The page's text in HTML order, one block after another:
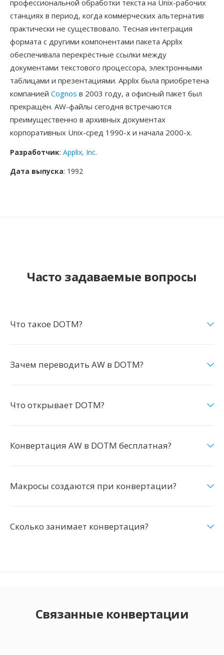
профессиональной обработки текста на Unix-рабочих
станциях в период, когда коммерческих альтернатив
практически не существовало. Тесная интеграция
формата с другими компонентами пакета Applix
обеспечивала перекрёстные ссылки между
документами текстового процессора, электронными
таблицами и презентациями. Applix была приобретена
компанией Cognos в 2003 году, а офисный пакет был
прекращён. AW-файлы сегодня встречаются
преимущественно в архивных документах
корпоративных Unix-сред 1990-х и начала 2000-х.
Разработчик: Applix, Inc.
Дата выпуска: 1992
Часто задаваемые вопросы
Что такое DOTM?
Зачем переводить AW в DOTM?
Что открывает DOTM?
Конвертация AW в DOTM бесплатная?
Макросы создаются при конвертации?
Сколько занимает конвертация?
Связанные конвертации